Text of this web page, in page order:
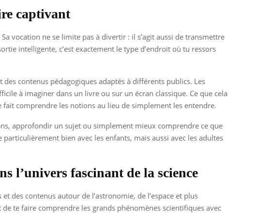
captivant
vocation ne se limite pas à divertir : il s’agit aussi de transmettre
intelligente, c’est exactement le type d’endroit où tu ressors
contenus pédagogiques adaptés à différents publics. Les
à imaginer dans un livre ou sur un écran classique. Ce que cela
comprendre les notions au lieu de simplement les entendre.
approfondir un sujet ou simplement mieux comprendre ce que
bien avec les enfants, mais aussi avec les adultes
l’univers fascinant de la science
des contenus autour de l’astronomie, de l’espace et plus
te faire comprendre les grands phénomènes scientifiques avec